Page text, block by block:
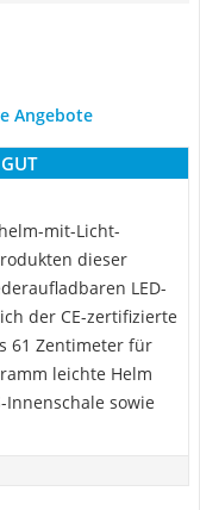
Angebote
GUT
mit-Licht-
dieser
LED-
der CE-zertifizierte
61 Zentimeter für
leichte Helm
sowie